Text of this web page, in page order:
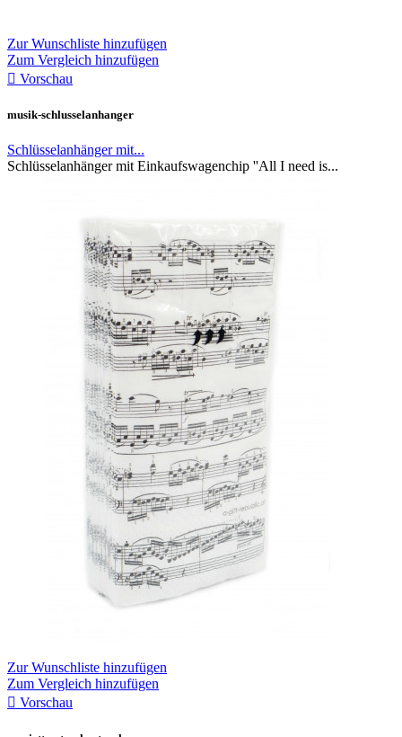
Zur Wunschliste hinzufügen
Zum Vergleich hinzufügen
 Vorschau
musik-schlusselanhanger
Schlüsselanhänger mit...
Schlüsselanhänger mit Einkaufswagenchip ''All I need is...
Zur Wunschliste hinzufügen
Zum Vergleich hinzufügen
 Vorschau